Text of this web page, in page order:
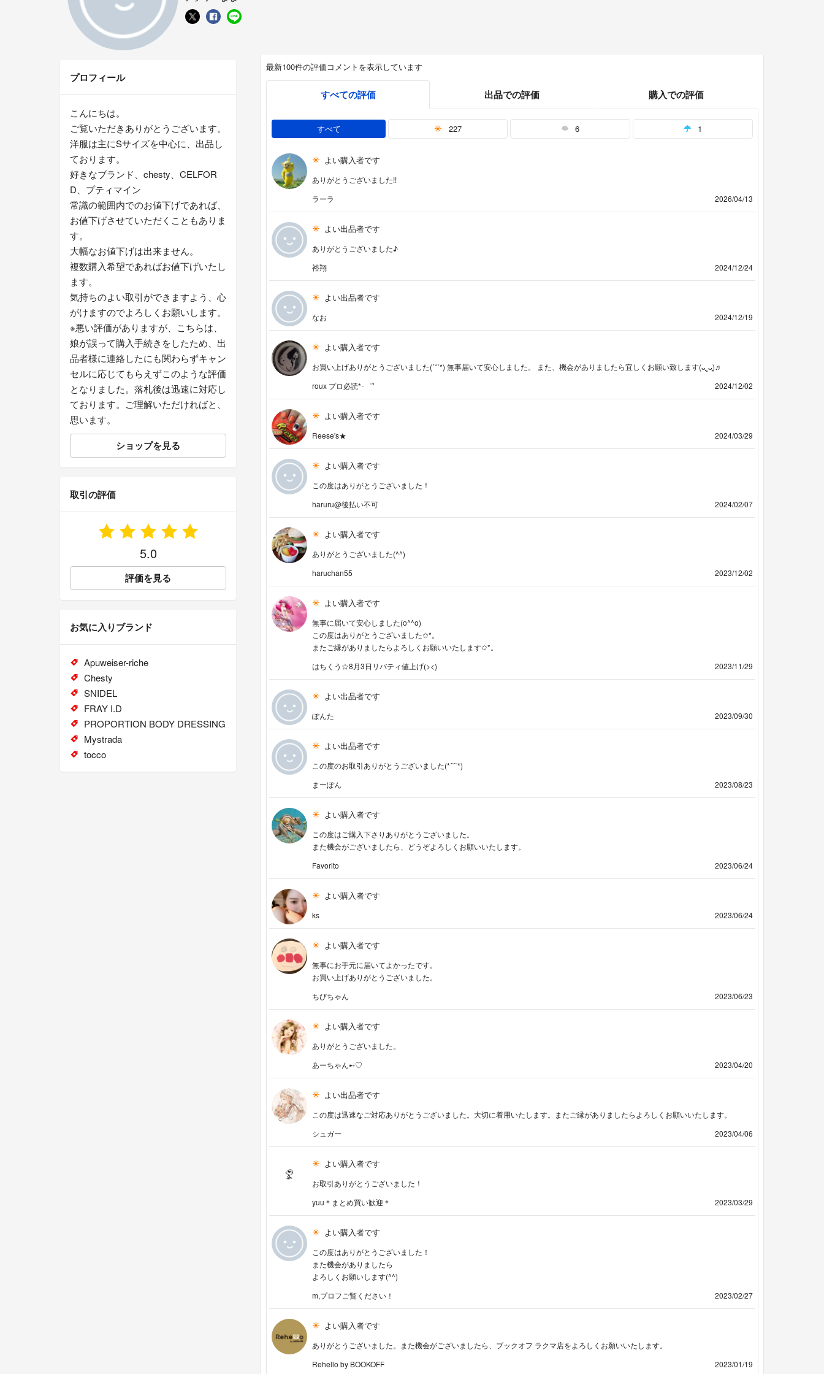
最新100件の評価コメントを表示しています
すべての評価 出品での評価 購入での評価
すべて 227 6 1
よい購入者です
ありがとうございました!!
ラーラ
2026/04/13
よい出品者です
ありがとうございました♪
裕翔
2024/12/24
よい出品者です
なお 2024/12/19
よい購入者です
お買い上げありがとうございました(ˊ˘ˋ*) 無事届いて安心しました。 また、機会がありましたら宜しくお願い致します(ᴗ͈ˬᴗ͈)♬
roux プロ必読*･゜ﾟ
2024/12/02
よい購入者です
Reese's★ 2024/03/29
よい購入者です
この度はありがとうございました！
haruru@後払い不可
2024/02/07
よい購入者です
ありがとうございました(^^)
haruchan55
2023/12/02
よい購入者です
無事に届いて安心しました(o^^o)
この度はありがとうございました✩*。
またご縁がありましたらよろしくお願いいたします✩*。
はちくう☆8月3日リバティ値上げ(><)
2023/11/29
よい出品者です
ぽんた 2023/09/30
よい出品者です
この度のお取引ありがとうございました(*ˊ˘ˋ*)
まーぽん
2023/08/23
よい購入者です
この度はご購入下さりありがとうございました。
また機会がございましたら、どうぞよろしくお願いいたします。
Favorito
2023/06/24
よい購入者です
ks 2023/06/24
よい購入者です
無事にお手元に届いてよかったです。
お買い上げありがとうございました。
ちびちゃん
2023/06/23
よい購入者です
ありがとうございました。
あーちゃん➸♡
2023/04/20
よい出品者です
この度は迅速なご対応ありがとうございました。大切に着用いたします。またご縁がありましたらよろしくお願いいたします。
シュガー
2023/04/06
よい購入者です
お取引ありがとうございました！
yuu＊まとめ買い歓迎＊
2023/03/29
よい購入者です
この度はありがとうございました！
また機会がありましたら
よろしくお願いします(^^)
m,プロフご覧ください！
2023/02/27
よい購入者です
ありがとうございました。また機会がございましたら、ブックオフ ラクマ店をよろしくお願いいたします。
Rehello by BOOKOFF
2023/01/19
プロフィール
こんにちは。
ご覧いただきありがとうございます。
洋服は主にSサイズを中心に、出品し
ております。
好きなブランド、chesty、CELFOR
D、プティマイン
常識の範囲内でのお値下げであれば、
お値下げさせていただくこともありま
す。
大幅なお値下げは出来ません。
複数購入希望であればお値下げいたし
ます。
気持ちのよい取引ができますよう、心
がけますのでよろしくお願いします。
※悪い評価がありますが、こちらは、
娘が誤って購入手続きをしたため、出
品者様に連絡したにも関わらずキャン
セルに応じてもらえずこのような評価
となりました。落札後は迅速に対応し
ております。ご理解いただければと、
思います。
ショップを見る
取引の評価
5.0
評価を見る
お気に入りブランド
Apuweiser-riche
Chesty
SNIDEL
FRAY I.D
PROPORTION BODY DRESSING
Mystrada
tocco